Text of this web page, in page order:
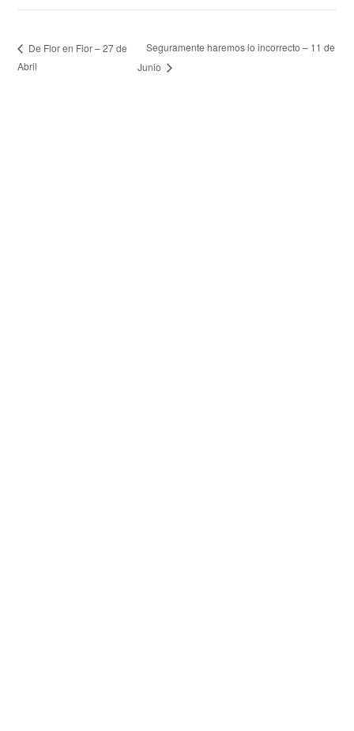
De Flor en Flor – 27 de
Abril
Seguramente haremos lo incorrecto – 11 de
Junio